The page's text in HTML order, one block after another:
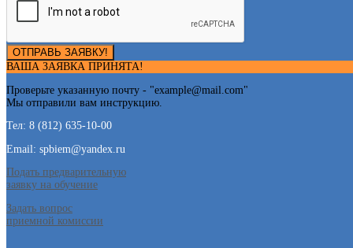
ОТПРАВЬ ЗАЯВКУ!
ВАША ЗАЯВКА ПРИНЯТА!
Проверьте указанную почту - "example@mail.com"
Мы отправили вам инструкцию.
Тел: 8 (812) 635-10-00
Email: spbiem@yandex.ru
Подать предварительную
заявку на обучение
Задать вопрос
приемной комиссии